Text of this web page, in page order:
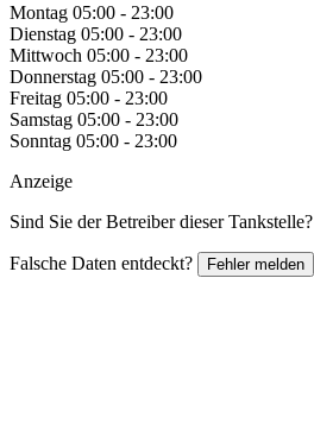
Montag 05:00 - 23:00
Dienstag 05:00 - 23:00
Mittwoch 05:00 - 23:00
Donnerstag 05:00 - 23:00
Freitag 05:00 - 23:00
Samstag 05:00 - 23:00
Sonntag 05:00 - 23:00
Anzeige
Sind Sie der Betreiber dieser Tankstelle?
Falsche Daten entdeckt? Fehler melden